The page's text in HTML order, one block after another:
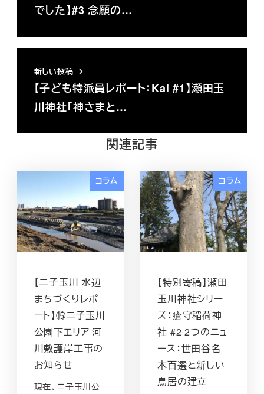
でした】#3 念願の…
新しい投稿
【子ども特派員レポート：Kai #1】瀬田玉
川神社「神さまと…
関連記事
コラム
【二子玉川 水辺
まちづくりレポ
ート】⑮二子玉川
公園下エリア 河
川敷護岸工事の
お知らせ
現在、二子玉川公
コラム
【特別寄稿】瀬田
玉川神社シリー
ズ：瘡守稲荷神
社 #2 2つのニュ
ース：世田谷名
木百選と新しい
鳥居の建立